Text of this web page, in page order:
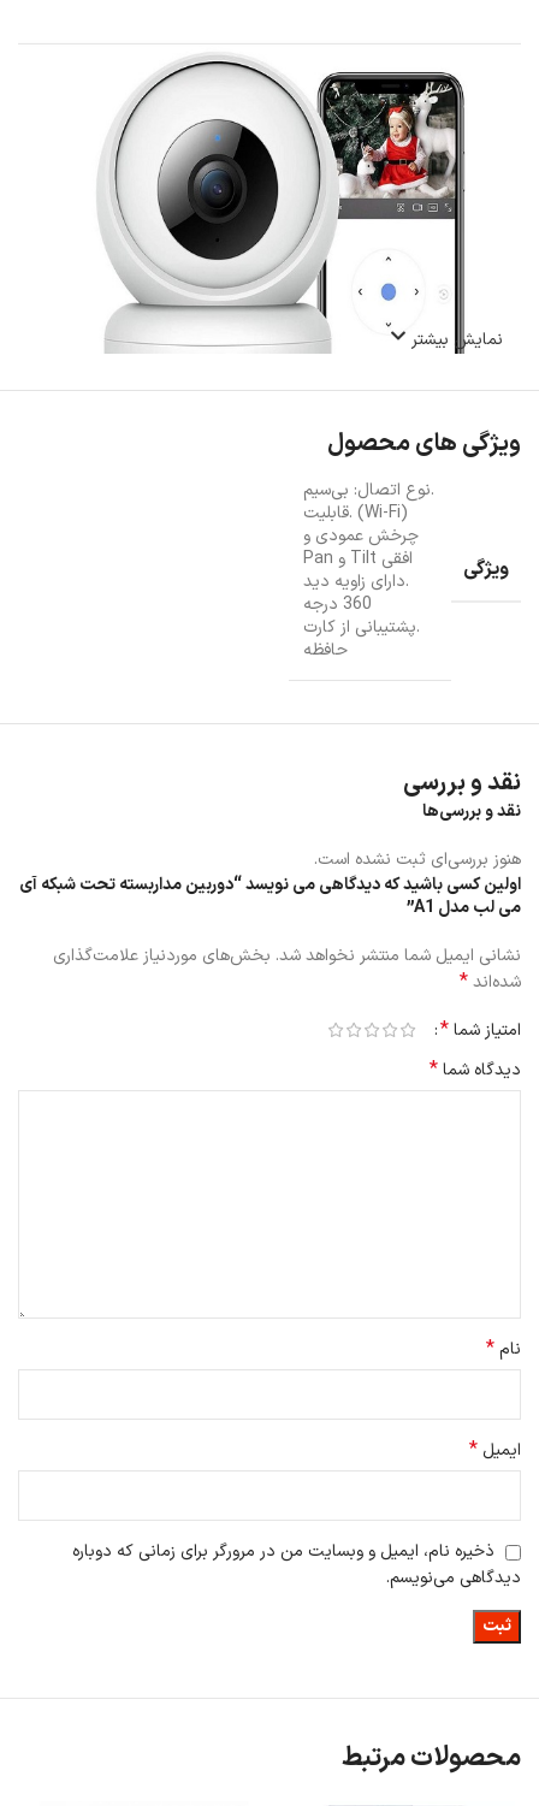
نمایش بیشتر
ویژگی های محصول
ویژگی
.نوع اتصال: بی‌سیم
(Wi-Fi) .قابلیت
چرخش عمودی و
افقی Tilt و Pan
.دارای زاویه دید
360 درجه
.پشتیبانی از کارت
حافظه
نقد و بررسی
نقد و بررسی‌ها
هنوز بررسی‌ای ثبت نشده است.
اولین کسی باشید که دیدگاهی می نویسد “دوربین مداربسته تحت شبکه آی
می لب مدل A1”
نشانی ایمیل شما منتشر نخواهد شد. بخش‌های موردنیاز علامت‌گذاری
شده‌اند*
امتیاز شما*
دیدگاه شما*
نام*
ایمیل *
ذخیره نام، ایمیل و وبسایت من در مرورگر برای زمانی که دوباره
دیدگاهی می‌نویسم.
محصولات مرتبط